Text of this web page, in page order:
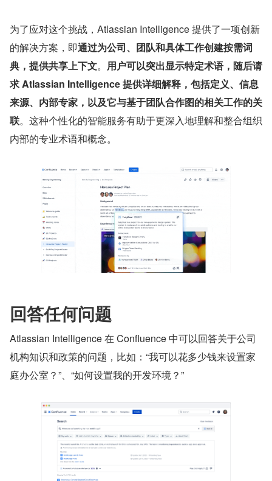
为了应对这个挑战，Atlassian Intelligence 提供了一项创新
的解决方案，即通过为公司、团队和具体工作创建按需词
典，提供共享上下文。 用户可以突出显示特定术语，随后请
求 Atlassian Intelligence 提供详细解释，包括定义、信息
来源、内部专家，以及它与基于团队合作图的相关工作的关
联。这种个性化的智能服务有助于更深入地理解和整合组织
内部的专业术语和概念。
回答任何问题
Atlassian Intelligence 在 Confluence 中可以回答关于公司
机构知识和政策的问题，比如：“我可以花多少钱来设置家
庭办公室？”、“如何设置我的开发环境？”